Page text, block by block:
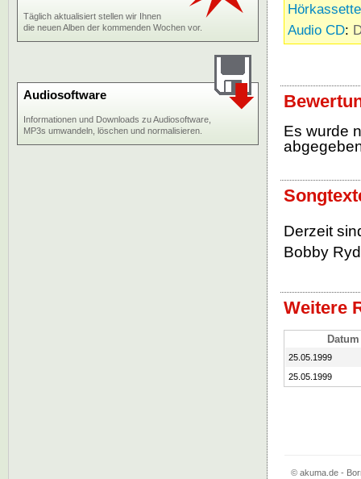
Hörkassette
Audio CD:
Es wurde
Derzeit
Bobby
Weitere
Datum
25.05.1999
25.05.1999
Täglich aktualisiert stellen wir Ihnen
die neuen Alben der kommenden Wochen vor.
Audiosoftware
Informationen und Downloads zu Audiosoftware,
MP3s umwandeln, löschen und normalisieren.
© akuma.de -